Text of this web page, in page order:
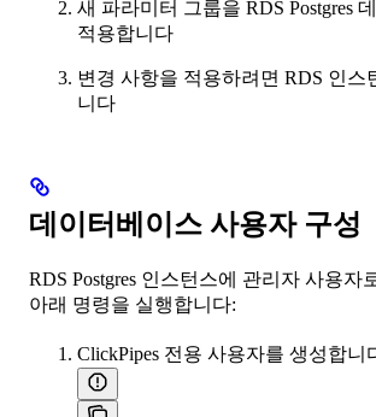
새 파라미터 그룹을 RDS Postgres
적용합니다
변경 사항을 적용하려면 RDS 인스
니다
데이터베이스 사용자 구성
RDS Postgres 인스턴스에 관리자 사용자
아래 명령을 실행합니다:
ClickPipes 전용 사용자를 생성합니